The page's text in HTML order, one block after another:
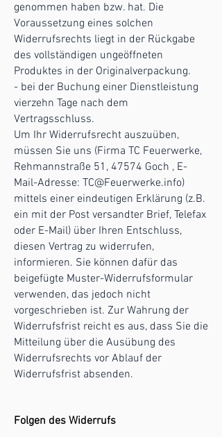
genommen haben bzw. hat. Die
Voraussetzung eines solchen
Widerrufsrechts liegt in der Rückgabe
des vollständigen ungeöffneten
Produktes in der Originalverpackung.
- bei der Buchung einer Dienstleistung
vierzehn Tage nach dem
Vertragsschluss.
Um Ihr Widerrufsrecht auszuüben,
müssen Sie uns (Firma TC Feuerwerke,
Rehmannstraße 51, 47574 Goch , E-
Mail-Adresse: TC@Feuerwerke.info)
mittels einer eindeutigen Erklärung (z.B.
ein mit der Post versandter Brief, Telefax
oder E-Mail) über Ihren Entschluss,
diesen Vertrag zu widerrufen,
informieren. Sie können dafür das
beigefügte Muster-Widerrufsformular
verwenden, das jedoch nicht
vorgeschrieben ist. Zur Wahrung der
Widerrufsfrist reicht es aus, dass Sie die
Mitteilung über die Ausübung des
Widerrufsrechts vor Ablauf der
Widerrufsfrist absenden.
Folgen des Widerrufs